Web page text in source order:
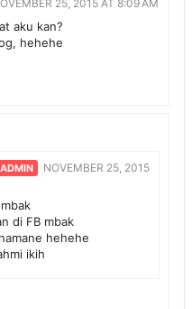
25, 2015 AT 8:09 AM
aku kan?
hehehe
NOVEMBER 25, 2015
di FB mbak
hehehe
ikih